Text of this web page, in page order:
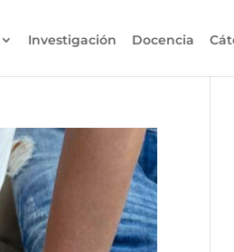
Investigación Docencia